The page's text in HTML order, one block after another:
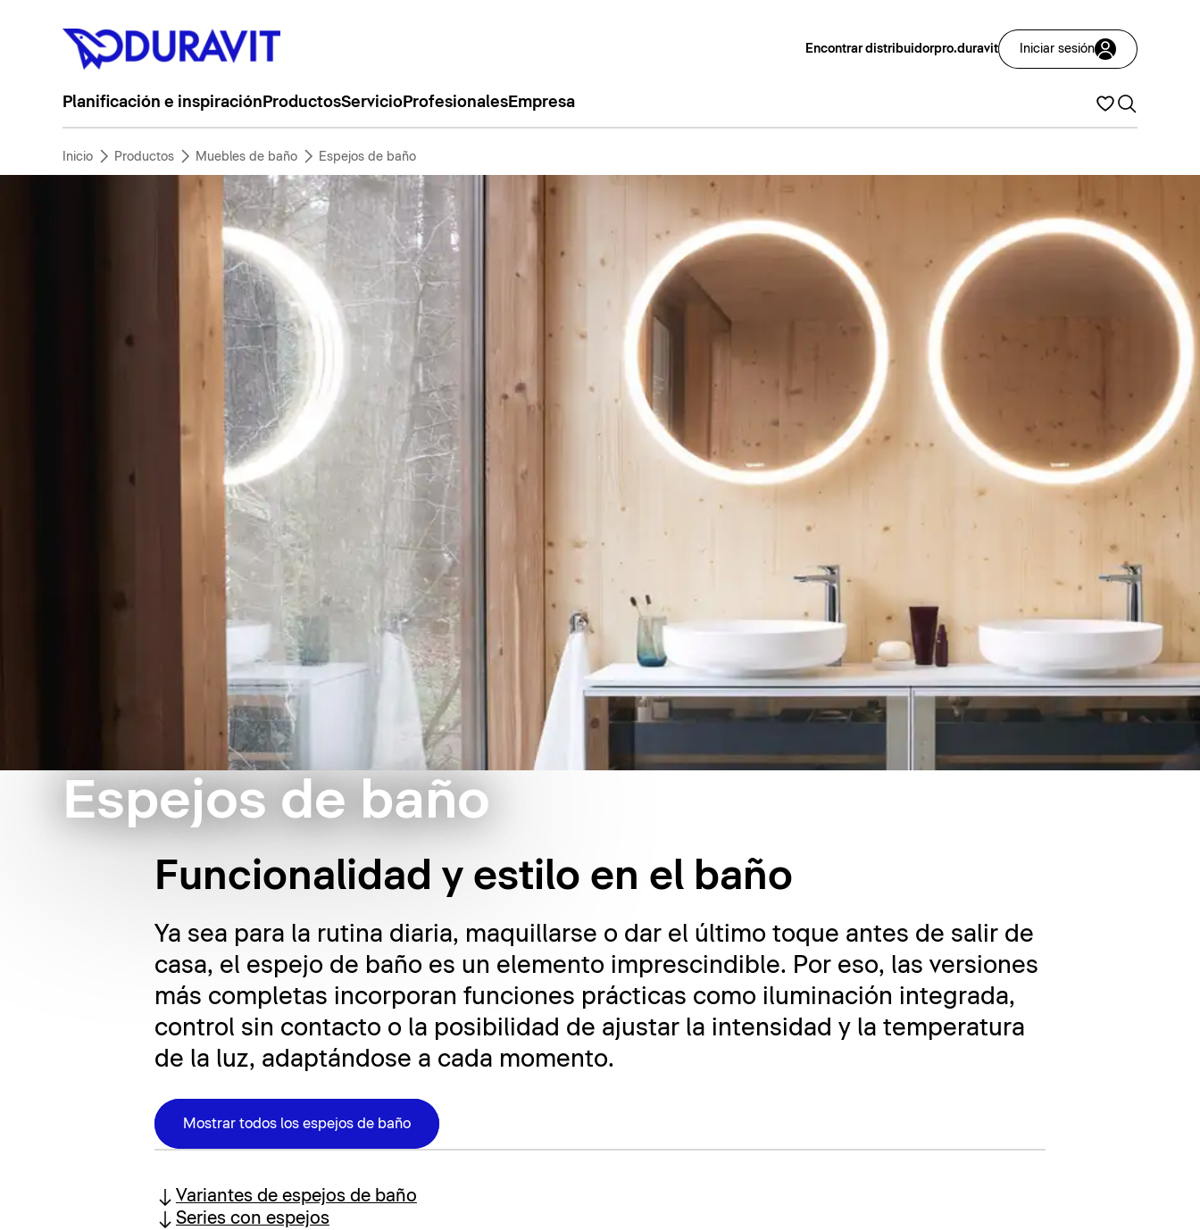
Encontrar distribuidorpro.duravit Iniciar sesión
Planificación e inspiración ProductosServicioProfesionalesEmpresa
Inicio Productos Muebles de baño Espejos de baño
Espejos de baño
Funcionalidad y estilo en el baño
Ya sea para la rutina diaria, maquillarse o dar el último toque antes de salir de
casa, el espejo de baño es un elemento imprescindible. Por eso, las versiones
más completas incorporan funciones prácticas como iluminación integrada,
control sin contacto o la posibilidad de ajustar la intensidad y la temperatura
de la luz, adaptándose a cada momento.
Mostrar todos los espejos de baño
Variantes de espejos de baño
Series con espejos